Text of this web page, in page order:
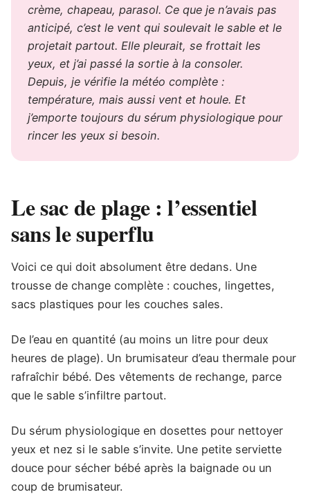
crème, chapeau, parasol. Ce que je n’avais pas
anticipé, c’est le vent qui soulevait le sable et le
projetait partout. Elle pleurait, se frottait les
yeux, et j’ai passé la sortie à la consoler.
Depuis, je vérifie la météo complète :
température, mais aussi vent et houle. Et
j’emporte toujours du sérum physiologique pour
rincer les yeux si besoin.
Le sac de plage : l’essentiel
sans le superflu
Voici ce qui doit absolument être dedans. Une
trousse de change complète : couches, lingettes,
sacs plastiques pour les couches sales.
De l’eau en quantité (au moins un litre pour deux
heures de plage). Un brumisateur d’eau thermale pour
rafraîchir bébé. Des vêtements de rechange, parce
que le sable s’infiltre partout.
Du sérum physiologique en dosettes pour nettoyer
yeux et nez si le sable s’invite. Une petite serviette
douce pour sécher bébé après la baignade ou un
coup de brumisateur.